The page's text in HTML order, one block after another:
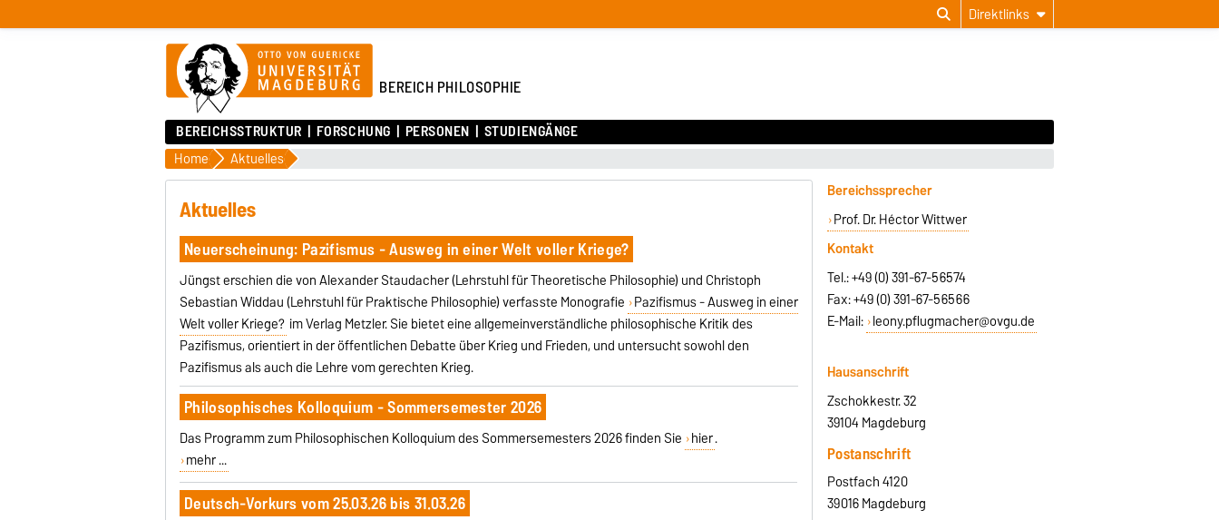
Direktlinks
BEREICH PHILOSOPHIE
BEREICHSSTRUKTUR FORSCHUNG PERSONEN STUDIENGÄNGE
Home Aktuelles
Aktuelles
Neuerscheinung: Pazifismus - Ausweg in einer Welt voller Kriege?
Jüngst erschien die von Alexander Staudacher (Lehrstuhl für Theoretische Philosophie) und Christoph
Sebastian Widdau (Lehrstuhl für Praktische Philosophie) verfasste Monografie Pazifismus - Ausweg in einer
Welt voller Kriege? im Verlag Metzler. Sie bietet eine allgemeinverständliche philosophische Kritik des
Pazifismus, orientiert in der öffentlichen Debatte über Krieg und Frieden, und untersucht sowohl den
Pazifismus als auch die Lehre vom gerechten Krieg.
Philosophisches Kolloquium - Sommersemester 2026
Das Programm zum Philosophischen Kolloquium des Sommersemesters 2026 finden Sie hier.
mehr ...
Deutsch-Vorkurs vom 25.03.26 bis 31.03.26
Bereichssprecher
Prof. Dr. Héctor Wittwer
Kontakt
Tel.: +49 (0) 391-67-56574
Fax: +49 (0) 391-67-56566
E-Mail: leony.pflugmacher@ovgu.de
Hausanschrift
Zschokkestr. 32
39104 Magdeburg
Postanschrift
Postfach 4120
39016 Magdeburg